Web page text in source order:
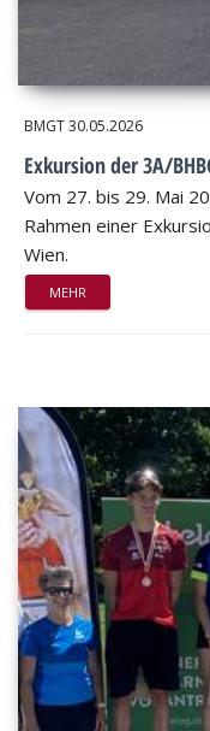
BMGT30.05.2026
Exkursion der 3A/
Vom 27. bis 29. Mai
Rahmen einer
Wien.
MEHR